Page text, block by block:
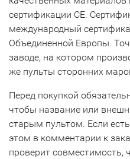
сертификации CE.
международный
Объединенной Европы.
заводе, на котором
же пульты сторонних
Перед покупкой
чтобы название или
старым пультом. Если
этом в комментарии к
проверит совместимость,